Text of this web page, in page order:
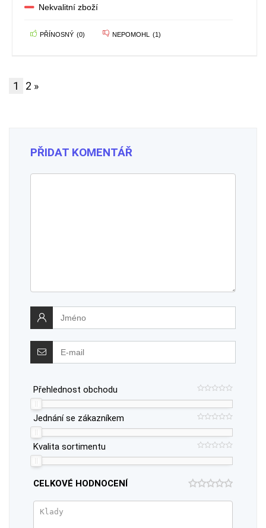
Nekvalitní zboží
PŘÍNOSNÝ (0) NEPOMOHL (1)
1 2 »
PŘIDAT KOMENTÁŘ
Přehlednost obchodu
Jednání se zákazníkem
Kvalita sortimentu
CELKOVÉ HODNOCENÍ